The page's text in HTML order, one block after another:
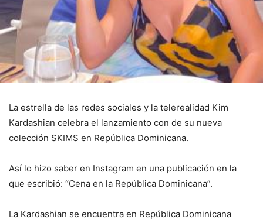
La estrella de las redes sociales y la telerealidad Kim
Kardashian celebra el lanzamiento con de su nueva
colección SKIMS en República Dominicana.
Así lo hizo saber en Instagram en una publicación en la
que escribió: “Cena en la República Dominicana”.
La Kardashian se encuentra en República Dominicana